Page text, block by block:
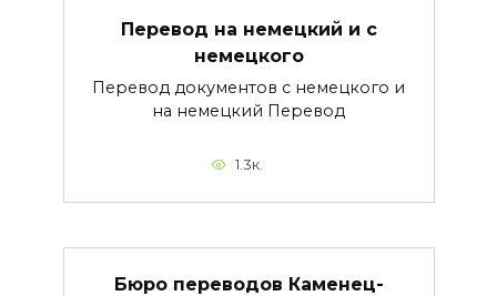
Перевод на немецкий и с
немецкого
Перевод документов с немецкого и
на немецкий Перевод
1.3к.
Бюро переводов Каменец-